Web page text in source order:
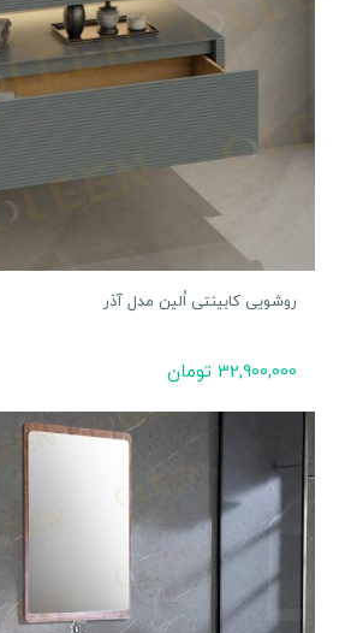
روشویی کابینتی اُلین مدل آذر
32,900,000 تومان